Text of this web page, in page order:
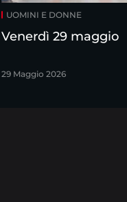
UOMINI E DONNE
Venerdì 29 maggio
29 Maggio 2026